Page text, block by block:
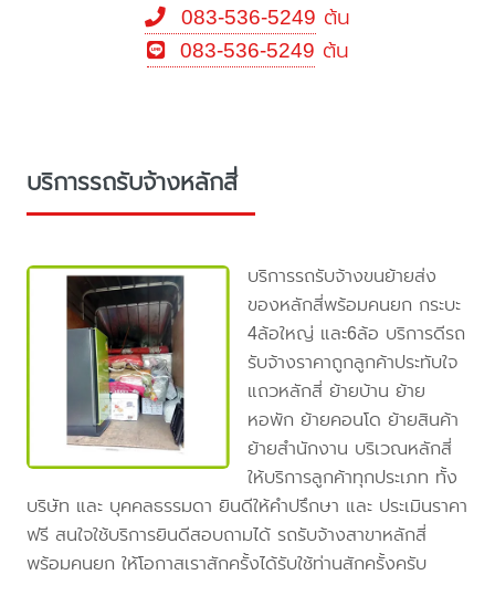
083-536-5249 ต้น
083-536-5249 ต้น
บริการรถรับจ้างหลักสี่
บริการรถรับจ้างขนย้ายส่ง
ของหลักสี่พร้อมคนยก กระบะ
4ล้อใหญ่ และ6ล้อ บริการดีรถ
รับจ้างราคาถูกลูกค้าประทับใจ
แถวหลักสี่ ย้ายบ้าน ย้าย
หอพัก ย้ายคอนโด ย้ายสินค้า
ย้ายสำนักงาน บริเวณหลักสี่
ให้บริการลูกค้าทุกประเภท ทั้ง
บริษัท และ บุคคลธรรมดา ยินดีให้คำปรึกษา และ ประเมินราคา
ฟรี สนใจใช้บริการยินดีสอบถามได้ รถรับจ้างสาขาหลักสี่
พร้อมคนยก ให้โอกาสเราสักครั้งได้รับใช้ท่านสักครั้งครับ